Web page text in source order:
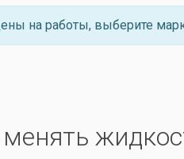
на работы, выберите